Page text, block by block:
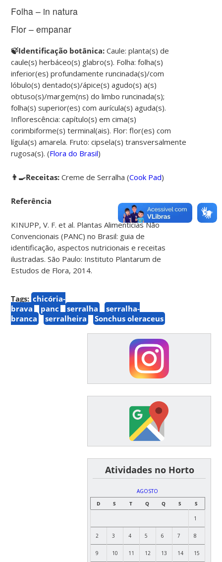
Folha – in natura
Flor – empanar
🍃Identificação botânica:Caule: planta(s) de
caule(s) herbáceo(s) glabro(s). Folha: folha(s)
inferior(es) profundamente runcinada(s)/com
lóbulo(s) dentado(s)/ápice(s) agudo(s) a(s)
obtuso(s)/margem(ns) do limbo runcinada(s);
folha(s) superior(es) com aurícula(s) aguda(s).
Inflorescência: capítulo(s) em cima(s)
corimbiforme(s) terminal(ais). Flor: flor(es) com
lígula(s) amarela. Fruto: cipsela(s) transversalmente
rugosa(s). (Flora do Brasil)
👨‍🍳Receitas:Creme de Serralha (Cook Pad)
Referência
KINUPP, V. F. et al. Plantas Alimentícias Não
Convencionais (PANC) no Brasil: guia de
identificação, aspectos nutricionais e receitas
ilustradas. São Paulo: Instituto Plantarum de
Estudos de Flora, 2014.
Tags: chicória-
brava
panc serralha
serralha-
branca
serralheira Sonchus oleraceus
͏ ͏ ͏ ͏ ͏ ͏Atividades no Horto
AGOSTO
D
S T Q Q S S
1
2 3 4 5 6 7 8
9 10 11 12 13 14 15